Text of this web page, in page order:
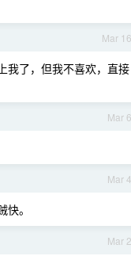
Mar 16
我了，但我不喜欢，直接
Mar 6
Mar 4
。
Mar 2